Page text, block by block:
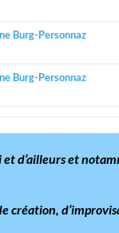
Burg-Personnaz
Burg-Personnaz
d’ailleurs et
création,